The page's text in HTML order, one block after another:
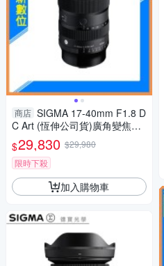
商店 SIGMA 17-40mm F1.8 D
C Art (恆伸公司貨)廣角變焦鏡
頭 大光圈 APS-C
$29,830 $29,980
限時下殺
加入購物車